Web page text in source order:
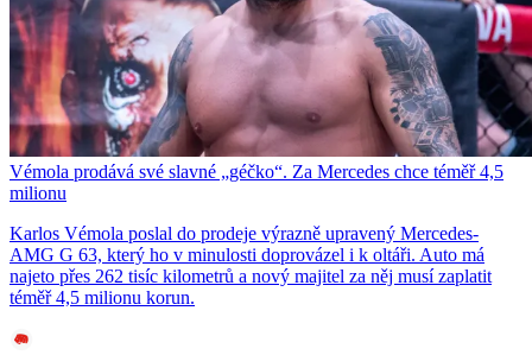
Vémola prodává své slavné „géčko“. Za Mercedes chce téměř 4,5
milionu
Karlos Vémola poslal do prodeje výrazně upravený Mercedes-
AMG G 63, který ho v minulosti doprovázel i k oltáři. Auto má
najeto přes 262 tisíc kilometrů a nový majitel za něj musí zaplatit
téměř 4,5 milionu korun.